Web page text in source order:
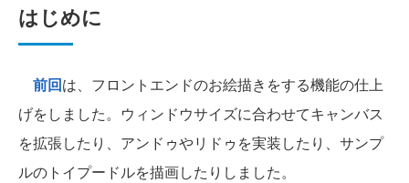
はじめに
前回は、フロントエンドのお絵描きをする機能の仕上
げをしました。ウィンドウサイズに合わせてキャンバス
を拡張したり、アンドゥやリドゥを実装したり、サンプ
ルのトイプードルを描画したりしました。